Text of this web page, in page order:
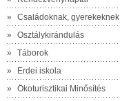
»
Családoknak, gyerekeknek
»
Osztálykirándulás
»
Táborok
»
Erdei iskola
»
Ökoturisztikai Minősítés